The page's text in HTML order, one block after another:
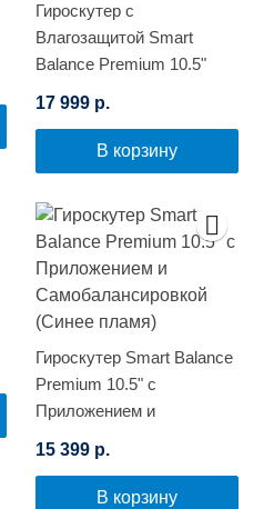
Гироскутер с
Влагозащитой Smart
Balance Premium 10.5"
17 999 р.
В корзину
Гироскутер Smart Balance
Premium 10.5" с
Приложением и
(Синее пламя)
15 399 р.
В корзину